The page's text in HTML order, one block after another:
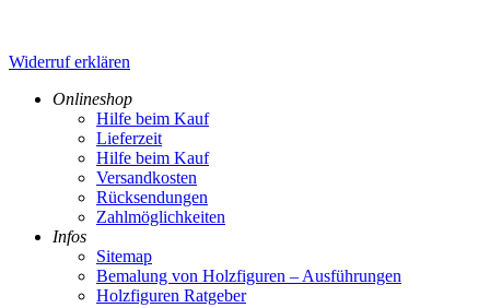
Widerruf erklären
Onlineshop
Hilfe beim Kauf
Lieferzeit
Hilfe beim Kauf
Versandkosten
Rücksendungen
Zahlmöglichkeiten
Infos
Sitemap
Bemalung von Holzfiguren – Ausführungen
Holzfiguren Ratgeber